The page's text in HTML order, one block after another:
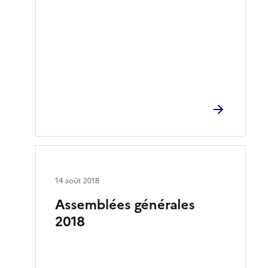
Assemblées générales
2018
14 août 2018